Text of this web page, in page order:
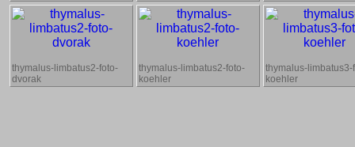
thymalus-limbatus2-foto-
dvorak
thymalus-limbatus2-foto-
koehler
thymalus-limbatus3-
koehler